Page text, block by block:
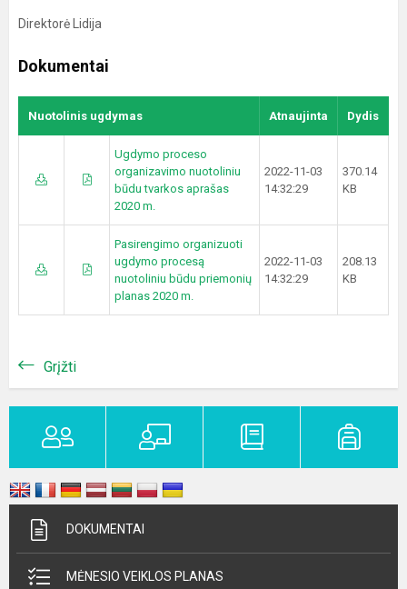
Direktorė Lidija
Dokumentai
Nuotolinis ugdymas Atnaujinta Dydis
Ugdymo proceso
organizavimo nuotoliniu
būdu tvarkos aprašas
2020 m.
2022-11-03
14:32:29
370.14
KB
Pasirengimo organizuoti
ugdymo procesą
nuotoliniu būdu priemonių
planas 2020 m.
2022-11-03
14:32:29
208.13
KB
Grįžti
DOKUMENTAI
MĖNESIO VEIKLOS PLANAS